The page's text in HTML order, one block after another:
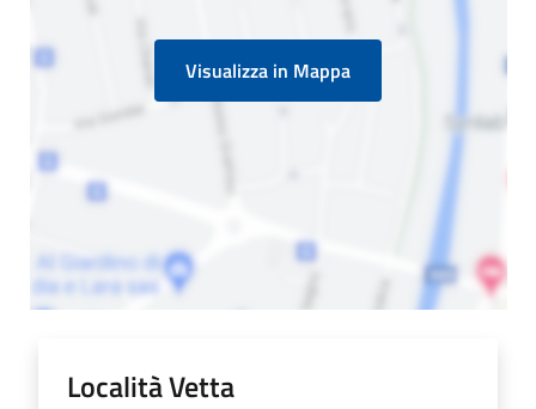
Visualizza in Mappa
Località Vetta